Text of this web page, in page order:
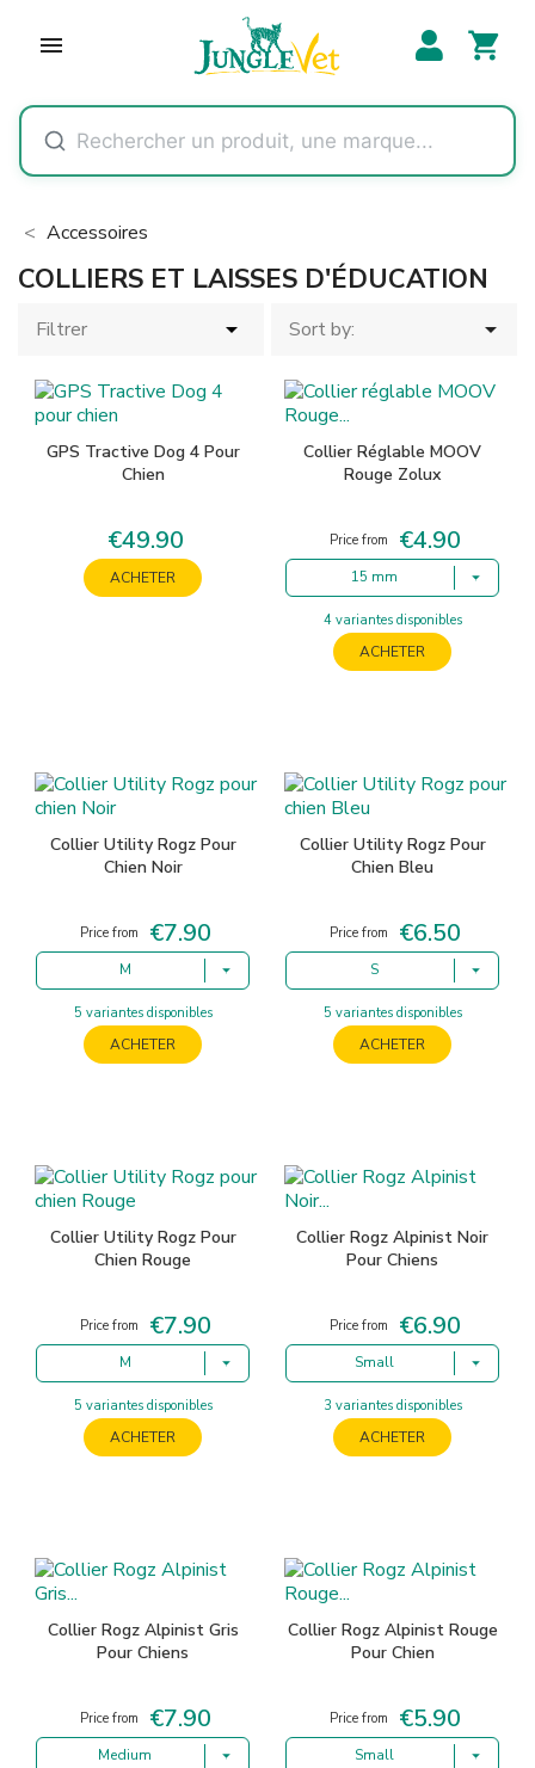
 shopping_cart
Accessoires
COLLIERS ET LAISSES D'ÉDUCATION
Filtrer  Sort by: 
GPS Tractive Dog 4 Pour
Chien
Price
€49.90
ACHETER
Collier Réglable MOOV
Rouge Zolux
Price from Price
€4.90
15 mm
4 variantes disponibles
ACHETER
Collier Utility Rogz Pour
Chien Noir
Price from Price
€7.90
M
5 variantes disponibles
ACHETER
Collier Utility Rogz Pour
Chien Bleu
Price from Price
€6.50
S
5 variantes disponibles
ACHETER
Collier Utility Rogz Pour
Chien Rouge
Price from Price
€7.90
M
5 variantes disponibles
ACHETER
Collier Rogz Alpinist Noir
Pour Chiens
Price from Price
€6.90
Small
3 variantes disponibles
ACHETER
Collier Rogz Alpinist Gris
Pour Chiens
Price from Price
€7.90
Medium
Collier Rogz Alpinist Rouge
Pour Chien
Price from Price
€5.90
Small